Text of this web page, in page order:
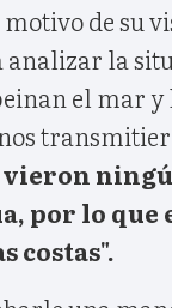
de su
analizar la
el mar
por lo que
costas".